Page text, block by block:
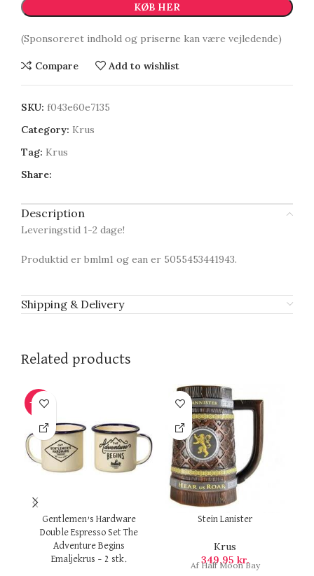
KØB HER
(Sponsoreret indhold og priserne kan være vejledende)
Compare Add to wishlist
SKU: f043e60e7135
Category: Krus
Tag: Krus
Share:
Description
Leveringstid 1-2 dage!
Produktid er bmlm1 og ean er 5055453441943.
Shipping & Delivery
Related products
-10%
Gentlemen’s Hardware
Double Espresso Set The
Adventure Begins
Emaljekrus – 2 stk.
Stein Lanister
Krus
349,95 kr.
Af Half Moon Bay